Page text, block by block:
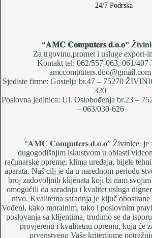
24/7 Podrska
“𝐀𝐌𝐂 𝐂𝐨𝐦𝐩𝐮𝐭𝐞𝐫𝐬 𝐝.𝐨.𝐨”
Za trgovinu,promet i usluge export-
Kontakt tel: 062/557-063, 061/
amccomputers.doo@gmail.com
Sjediste firme: Gostelja br.47 – 75270
320
Poslovna jedinica: Ul. Oslobođenja br.23 –
– 063/030-626
“𝐀𝐌𝐂 𝐂𝐨𝐦𝐩𝐮𝐭𝐞𝐫𝐬 𝐝.𝐨.𝐨” Živinice je
dugogodišnjim iskustvom u oblasti
računarske opreme, klima uređaja, bijele
aparata. Naš cilj je da u narednom periodu
broj zadovoljnih klijenata koji bi nam
omogućili da saradnju i kvalitet usluga
nivo. Kvalitetna saradnja je ključ obostrane
Vođeni, kako moralnim, tako i poslovnim
poslovanja sa klijentima, trudimo se da
provjerenu i kvalitetnu opremu, koja će
prvenstveno Vaše kriterijume